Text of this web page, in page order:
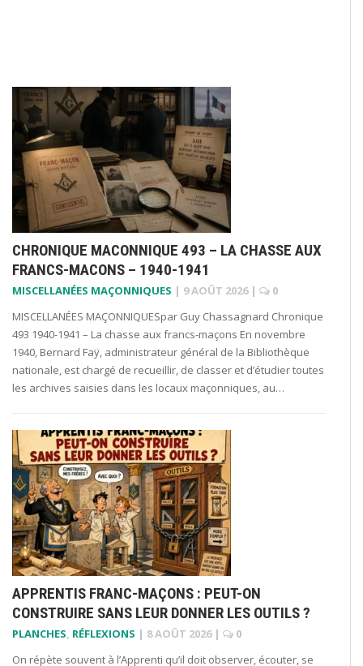
CHRONIQUE MACONNIQUE 493 – LA CHASSE AUX
FRANCS-MACONS – 1940-1941
MISCELLANÉES MAÇONNIQUES | 9 AOÛT 2026 |
0
MISCELLANÉES MAÇONNIQUESpar Guy Chassagnard Chronique
493 1940-1941 – La chasse aux francs-maçons En novembre
1940, Bernard Faÿ, administrateur général de la Bibliothèque
nationale, est chargé de recueillir, de classer et d’étudier toutes
les archives saisies dans les locaux maçonniques, au…
APPRENTIS FRANC-MAÇONS : PEUT-ON
CONSTRUIRE SANS LEUR DONNER LES OUTILS ?
PLANCHES, RÉFLEXIONS | 8 AOÛT 2026 |
0
On répète souvent à l’Apprenti qu’il doit observer, écouter, se